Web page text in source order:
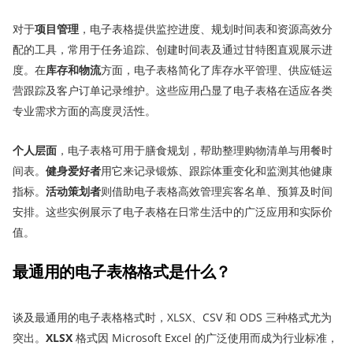
对于项目管理 ，电子表格提供监控进度、规划时间表和资源高效分
配的工具，常用于任务追踪、创建时间表及通过甘特图直观展示进
度。在库存和物流方面，电子表格简化了库存水平管理、供应链运
营跟踪及客户订单记录维护。这些应用凸显了电子表格在适应各类
专业需求方面的高度灵活性。
个人层面 ，电子表格可用于膳食规划，帮助整理购物清单与用餐时
间表。 健身爱好者用它来记录锻炼、跟踪体重变化和监测其他健康
指标。 活动策划者则借助电子表格高效管理宾客名单、预算及时间
安排。这些实例展示了电子表格在日常生活中的广泛应用和实际价
值。
最通用的电子表格格式是什么？
谈及最通用的电子表格格式时，XLSX、CSV 和 ODS 三种格式尤为
突出。 XLSX 格式因 Microsoft Excel 的广泛使用而成为行业标准，